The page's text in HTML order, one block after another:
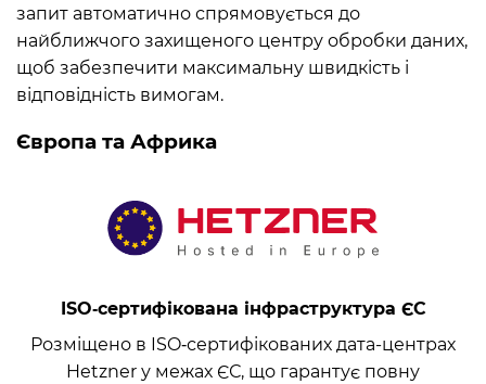
запит автоматично спрямовується до
найближчого захищеного центру обробки даних,
щоб забезпечити максимальну швидкість і
відповідність вимогам.
Європа та Африка
ISO‑сертифікована інфраструктура ЄС
Розміщено в ISO‑сертифікованих дата-центрах
Hetzner у межах ЄС, що гарантує повну